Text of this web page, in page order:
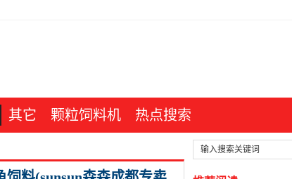
其它 颗粒饲料机 热点搜索